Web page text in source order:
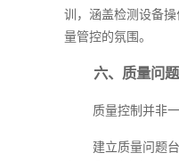
训，涵盖检测设备
量管控的氛围。
六、质量问
质量控制并非
建立质量问题